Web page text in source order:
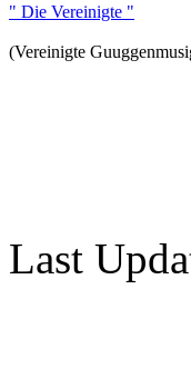
" Die Vereinigte "
(Vereinigte
Last